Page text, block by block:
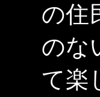
の住
のな
て楽